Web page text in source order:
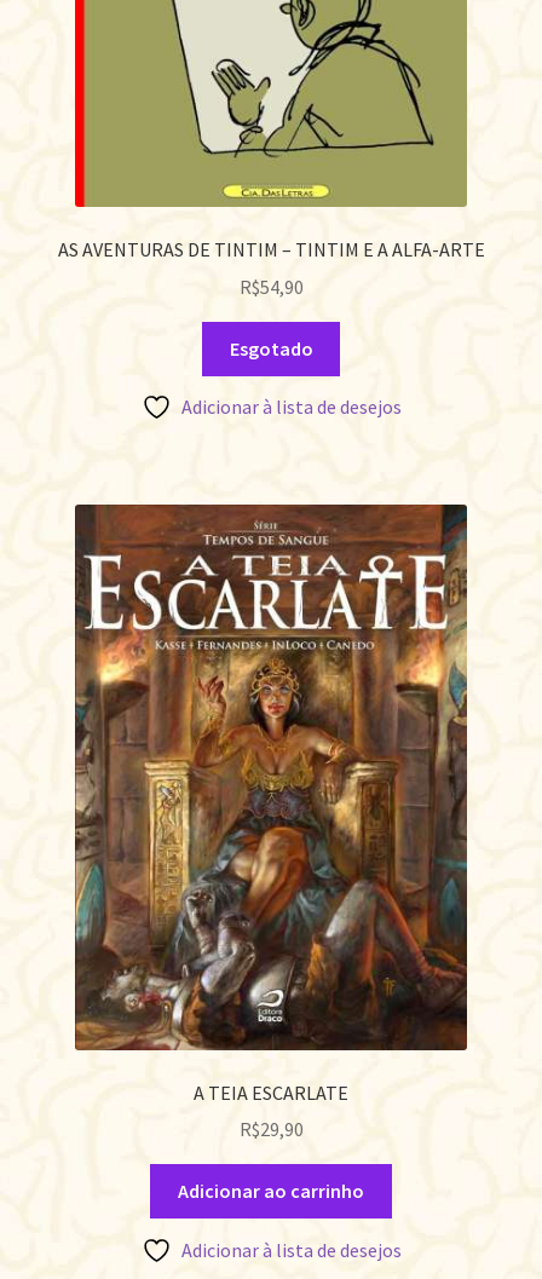
AS AVENTURAS DE TINTIM – TINTIM E A ALFA-ARTE
R$54,90
Esgotado
Adicionar à lista de desejos
A TEIA ESCARLATE
R$29,90
Adicionar ao carrinho
Adicionar à lista de desejos